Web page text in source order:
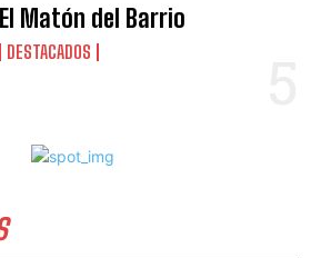
El Matón del Barrio
DESTACADOS